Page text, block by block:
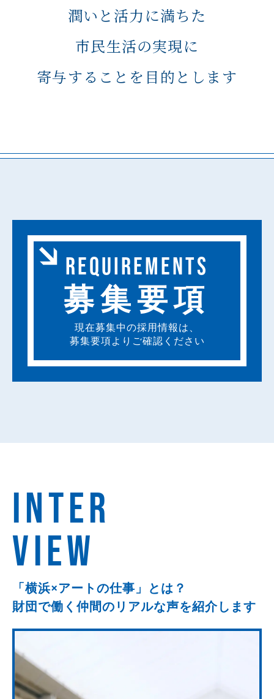
潤いと活力に満ちた
市民生活の実現に
寄与することを目的とします
REQUIREMENTS
募集要項
現在募集中の採用情報は、
募集要項よりご確認ください
INTER
VIEW
「横浜×アートの仕事」とは？
財団で働く仲間のリアルな声を紹介します